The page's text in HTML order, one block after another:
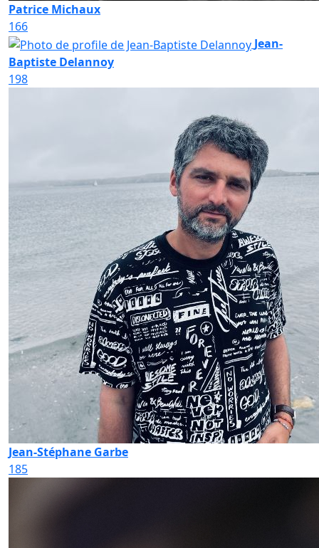
Patrice Michaux
166
Jean-
Baptiste Delannoy
198
Jean-Stéphane Garbe
185